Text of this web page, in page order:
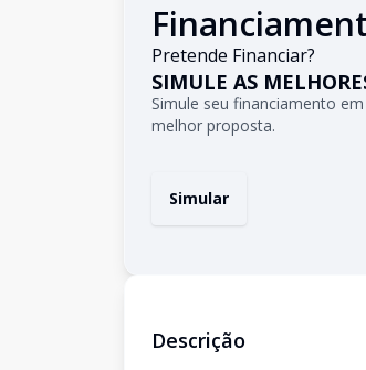
Pretende Financiar?
SIMULE AS
Simule seu financiamento
melhor proposta.
Simular
Descrição